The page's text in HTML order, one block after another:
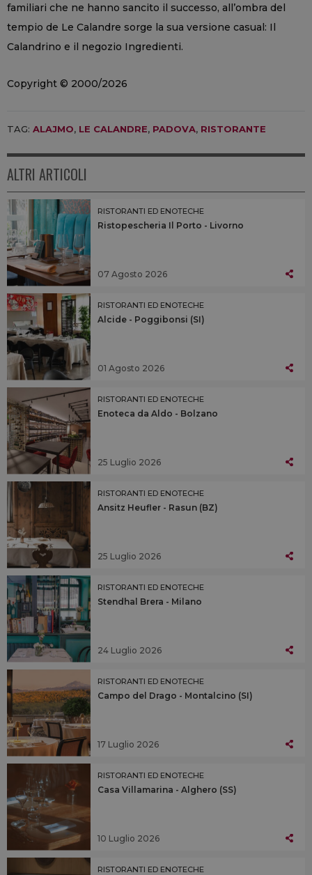
familiari che ne hanno sancito il successo, all’ombra del
tempio de Le Calandre sorge la sua versione casual: Il
Calandrino e il negozio Ingredienti.
Copyright © 2000/2026
TAG: ALAJMO, LE CALANDRE, PADOVA, RISTORANTE
ALTRI ARTICOLI
RISTORANTI ED ENOTECHE
Ristopescheria Il Porto - Livorno
07 Agosto 2026
RISTORANTI ED ENOTECHE
Alcide - Poggibonsi (SI)
01 Agosto 2026
RISTORANTI ED ENOTECHE
Enoteca da Aldo - Bolzano
25 Luglio 2026
RISTORANTI ED ENOTECHE
Ansitz Heufler - Rasun (BZ)
25 Luglio 2026
RISTORANTI ED ENOTECHE
Stendhal Brera - Milano
24 Luglio 2026
RISTORANTI ED ENOTECHE
Campo del Drago - Montalcino (SI)
17 Luglio 2026
RISTORANTI ED ENOTECHE
Casa Villamarina - Alghero (SS)
10 Luglio 2026
RISTORANTI ED ENOTECHE